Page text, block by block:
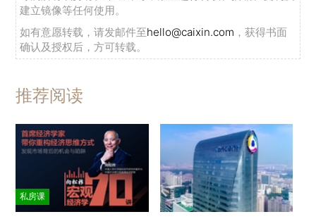
建立镜像等任何使用。
如有意愿转载，请发邮件至hello@caixin.com ，获得书面
确认及授权后，方可转载。
推荐阅读
私房课